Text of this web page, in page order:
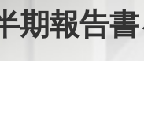
期報告